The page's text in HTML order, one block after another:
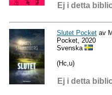
Ej i detta
Slutet Pocket av
Pocket, 2020
Svenska
(Hc,u)
Ej i detta